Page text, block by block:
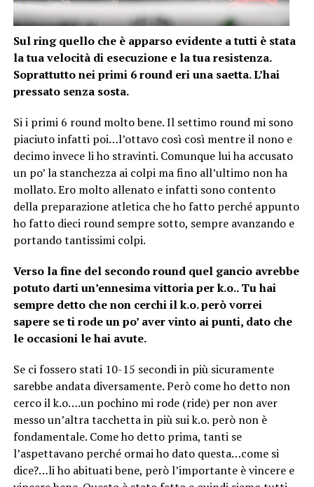
Sul ring quello che è apparso evidente a tutti è stata
la tua velocità di esecuzione e la tua resistenza.
Soprattutto nei primi 6 round eri una saetta. L’hai
pressato senza sosta.
Si i primi 6 round molto bene. Il settimo round mi sono
piaciuto infatti poi…l’ottavo così così mentre il nono e
decimo invece li ho stravinti. Comunque lui ha accusato
un po’ la stanchezza ai colpi ma fino all’ultimo non ha
mollato. Ero molto allenato e infatti sono contento
della preparazione atletica che ho fatto perché appunto
ho fatto dieci round sempre sotto, sempre avanzando e
portando tantissimi colpi.
Verso la fine del secondo round quel gancio avrebbe
potuto darti un’ennesima vittoria per k.o.. Tu hai
sempre detto che non cerchi il k.o. però vorrei
sapere se ti rode un po’ aver vinto ai punti, dato che
le occasioni le hai avute.
Se ci fossero stati 10-15 secondi in più sicuramente
sarebbe andata diversamente. Però come ho detto non
cerco il k.o….un pochino mi rode (ride) per non aver
messo un’altra tacchetta in più sui k.o. però non è
fondamentale. Come ho detto prima, tanti se
l’aspettavano perché ormai ho dato questa…come si
dice?…li ho abituati bene, però l’importante è vincere e